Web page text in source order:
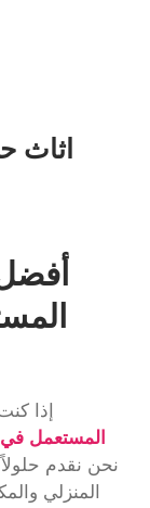
اثاث
إذا
المستعمل
نحن نقدم حلولاً
المنزلي